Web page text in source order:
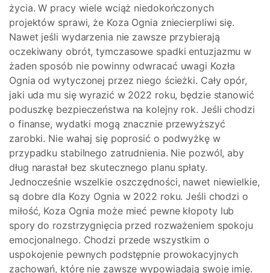
życia. W pracy wiele wciąż niedokończonych
projektów sprawi, że Koza Ognia zniecierpliwi się.
Nawet jeśli wydarzenia nie zawsze przybierają
oczekiwany obrót, tymczasowe spadki entuzjazmu w
żaden sposób nie powinny odwracać uwagi Kozła
Ognia od wytyczonej przez niego ścieżki. Cały opór,
jaki uda mu się wyrazić w 2022 roku, będzie stanowić
poduszkę bezpieczeństwa na kolejny rok. Jeśli chodzi
o finanse, wydatki mogą znacznie przewyższyć
zarobki. Nie wahaj się poprosić o podwyżkę w
przypadku stabilnego zatrudnienia. Nie pozwól, aby
dług narastał bez skutecznego planu spłaty.
Jednocześnie wszelkie oszczędności, nawet niewielkie,
są dobre dla Kozy Ognia w 2022 roku. Jeśli chodzi o
miłość, Koza Ognia może mieć pewne kłopoty lub
spory do rozstrzygnięcia przed rozważeniem spokoju
emocjonalnego. Chodzi przede wszystkim o
uspokojenie pewnych podstępnie prowokacyjnych
zachowań, które nie zawsze wypowiadają swoje imię.